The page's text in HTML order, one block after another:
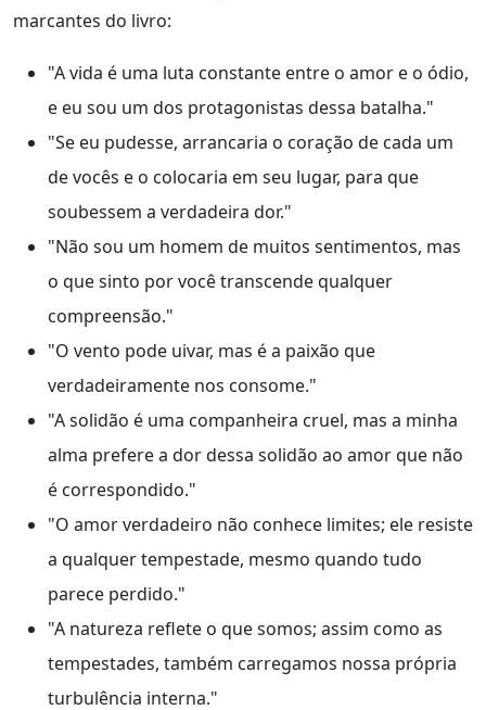
marcantes do livro:
"A vida é uma luta constante entre o amor e o ódio,
e eu sou um dos protagonistas dessa batalha."
"Se eu pudesse, arrancaria o coração de cada um
de vocês e o colocaria em seu lugar, para que
soubessem a verdadeira dor."
"Não sou um homem de muitos sentimentos, mas
o que sinto por você transcende qualquer
compreensão."
"O vento pode uivar, mas é a paixão que
verdadeiramente nos consome."
"A solidão é uma companheira cruel, mas a minha
alma prefere a dor dessa solidão ao amor que não
é correspondido."
"O amor verdadeiro não conhece limites; ele resiste
a qualquer tempestade, mesmo quando tudo
parece perdido."
"A natureza reflete o que somos; assim como as
tempestades, também carregamos nossa própria
turbulência interna."